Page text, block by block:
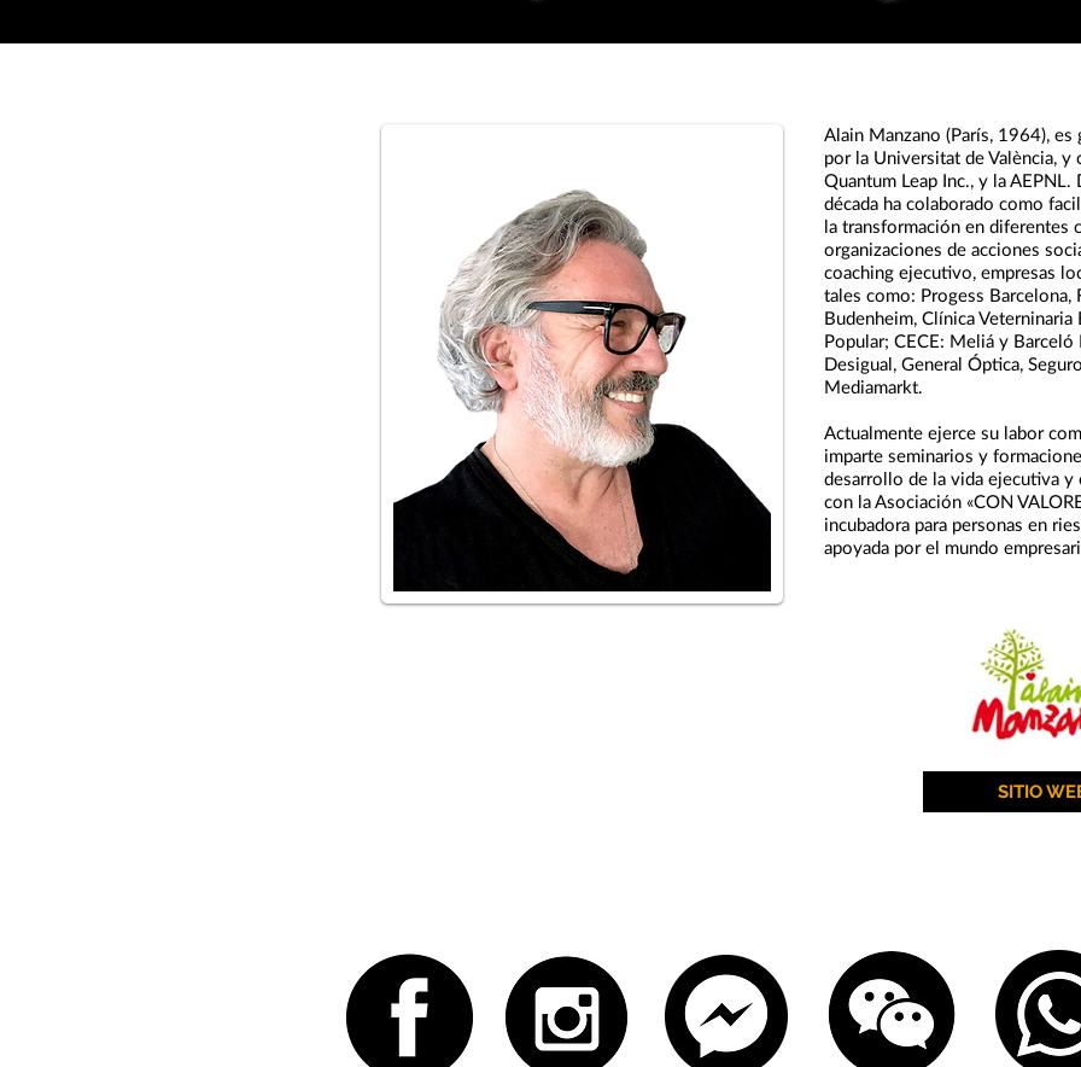
Alain Manzano (París, 1964), es
por la Universitat de València, y
Quantum Leap Inc., y la AEPNL.
década ha colaborado como
la transformación en diferentes
organizaciones de acciones
coaching ejecutivo, empresas
tales como: Progess Barcelona,
Budenheim, Clínica Veterninaria
Popular; CECE: Meliá y
Desigual, General Óptica,
Mediamarkt.
Actualmente ejerce su labor
imparte seminarios y
desarrollo de la vida ejecutiva y
con la Asociación «CON
incubadora para personas en
apoyada por el mundo
SITIO